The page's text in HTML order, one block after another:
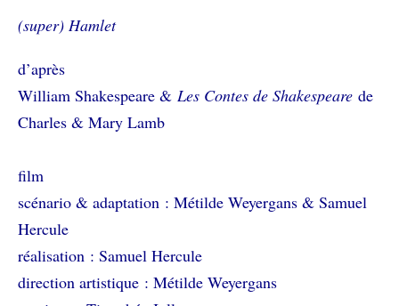
(super) Hamlet
d’après
William Shakespeare & Les Contes de Shakespeare de
Charles & Mary Lamb
film
scénario & adaptation : Métilde Weyergans & Samuel
Hercule
réalisation : Samuel Hercule
direction artistique : Métilde Weyergans